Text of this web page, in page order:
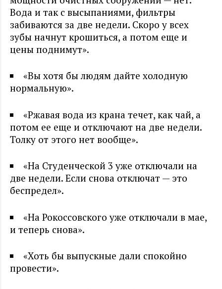
Вода и так с высыпаниями, фильтры
забиваются за две недели. Скоро у всех
зубы начнут крошиться, а потом еще и
цены поднимут».
«Вы хотя бы людям дайте холодную
нормальную».
«Ржавая вода из крана течет, как чай, а
потом ее еще и отключают на две недели.
Толку от этого нет вообще».
«На Студенческой 3 уже отключали на
две недели. Если снова отключат — это
беспредел».
«На Рокоссовского уже отключали в мае,
и теперь снова».
«Хоть бы выпускные дали спокойно
провести».